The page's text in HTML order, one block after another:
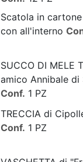
Scatola in
con all'interno
SUCCO DI MELE
amico Annibale
Conf. 1 PZ
TRECCIA di
Conf. 1 PZ